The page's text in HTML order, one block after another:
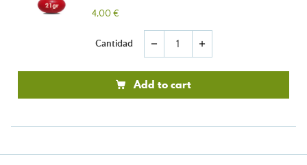
4,00 €
Cantidad remove add
Add to cart